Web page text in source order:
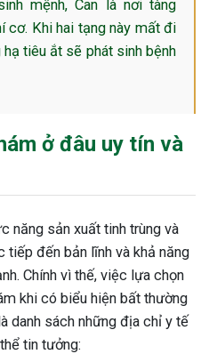
mệnh, Can là nơi tàng
cơ. Khi hai tạng này mất đi
tiêu ắt sẽ phát sinh bệnh
ở đâu uy tín và
năng sản xuất tinh trùng và
đến bản lĩnh và khả năng
Chính vì thế, việc lựa chọn
khi có biểu hiện bất thường
danh sách những địa chỉ y tế
tin tưởng: